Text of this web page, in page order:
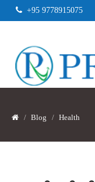
+95 9778915075
Blog Health